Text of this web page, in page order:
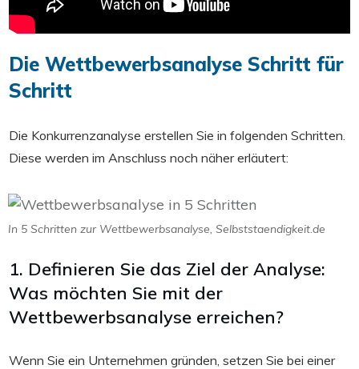
Die Wettbewerbsanalyse Schritt für
Schritt
Die Konkurrenzanalyse erstellen Sie in folgenden Schritten.
Diese werden im Anschluss noch näher erläutert:
In 5 Schritten zur Wettbewerbsanalyse, Selbststaendigkeit.de
1. Definieren Sie das Ziel der Analyse:
Was möchten Sie mit der
Wettbewerbsanalyse erreichen?
Wenn Sie ein Unternehmen gründen, setzen Sie bei einer